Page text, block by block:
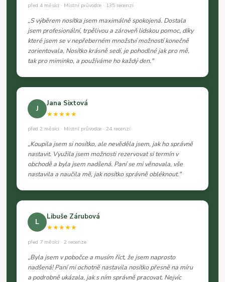
před 4 měsíci · Místní průvodce · 135 recenzí
„S výběrem nosítka jsem maximálně spokojená. Dostala
jsem profesionální, trpělivou a zároveň lidskou pomoc, díky
které jsem se v nepřeberném množství možností konečně
zorientovala. Nosítko krásně sedí, je pohodlné jak pro mě,
tak pro miminko, a používáme ho každý den."
J
Jana Sixtová
★★★★★
před 2 měsíci · Místní průvodce · 24 recenzí
„Koupila jsem si nosítko, ale nevěděla jsem, jak ho správně
nastavit. Využila jsem možnosti rezervovat si termín v
obchodě a byla jsem nadšená. Paní se mi věnovala, vše
nastavila a naučila mě, jak nosítko správně obléknout."
L
Libuše Zárubová
★★★★★
před 7 měsíci · 2 recenze
„Byla jsem v pobočce a musím říct, že jsem naprosto
nadšená! Paní mi ochotně nastavila nosítko přesně na míru
a podrobně ukázala, jak s ním správně pracovat. Nejvíc